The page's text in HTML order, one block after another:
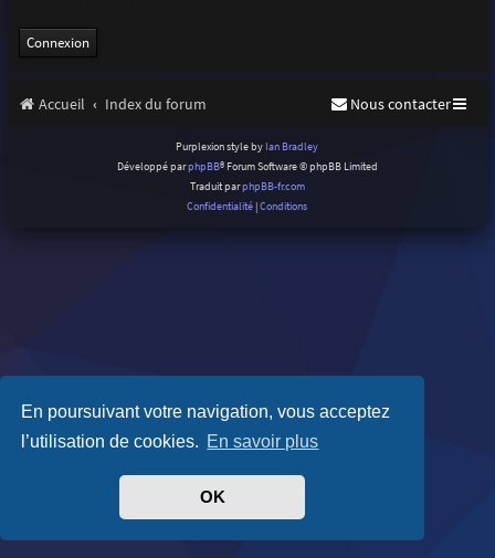
En poursuivant votre navigation, vous acceptez
l’utilisation de cookies. En savoir plus
OK
Accueil Index du forum Nous contacter
Purplexion style by Ian Bradley
Développé parphpBB® Forum Software © phpBB Limited
Traduit parphpBB-fr.com
Confidentialité |Conditions